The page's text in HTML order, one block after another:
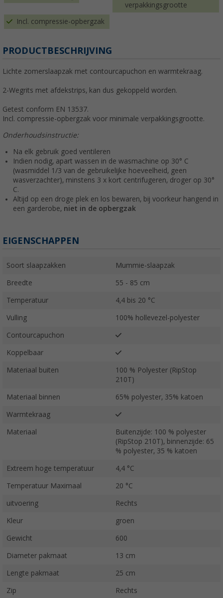
verpakkingsgrootte
Incl. compressie-opbergzak
PRODUCTBESCHRIJVING
Lichte zomerslaapzak met contourcapuchon en warmtekraag.
2-Wegrits met afdekstrips, kan dus gekoppeld worden.
Getest conform EN 13537.
Incl. compressie-opbergzak voor minimale verpakkingsgrootte.
Onderhoudsinstructie:
Na elk gebruik goed ventileren
Indien nodig, apart wassen in de wasmachine op 30° C
(wasmiddel 1/3 van de gebruikelijke hoeveelheid, geen
wasverzachter), minstens 3 x kort centrifugeren, droger op 30°
C.
Altijd op een droge plek en los bewaren, bij voorkeur hangend in
een garderobe, niet in de opbergzak
EIGENSCHAPPEN
Soort slaapzakken Mummie-slaapzak
Breedte 55 - 85 cm
Temperatuur 4,4 bis 20 °C
Vulling 100% hollevezel-polyester
Contourcapuchon
Koppelbaar
Materiaal buiten
100 % Polyester (RipStop
210T)
Materiaal binnen 65% polyester, 35% katoen
Warmtekraag
Materiaal
Buitenzijde: 100 % polyester
(RipStop 210T), binnenzijde: 65
% polyester, 35 % katoen
Extreem hoge temperatuur 4,4 °C
Temperatuur Maximaal 20 °C
uitvoering Rechts
Kleur groen
Gewicht 600
Diameter pakmaat 13 cm
Lengte pakmaat 25 cm
Zip Rechts